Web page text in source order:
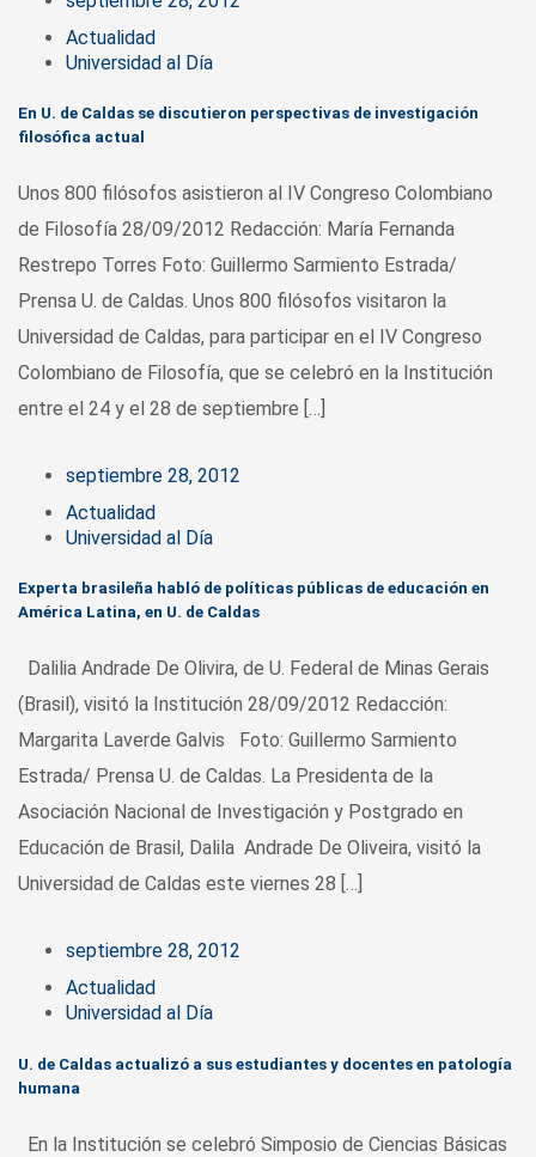
Actualidad
Universidad al Día
En U. de Caldas se discutieron perspectivas de investigación
filosófica actual
Unos 800 filósofos asistieron al IV Congreso Colombiano
de Filosofía 28/09/2012 Redacción: María Fernanda
Restrepo Torres Foto: Guillermo Sarmiento Estrada/
Prensa U. de Caldas. Unos 800 filósofos visitaron la
Universidad de Caldas, para participar en el IV Congreso
Colombiano de Filosofía, que se celebró en la Institución
entre el 24 y el 28 de septiembre […]
septiembre 28, 2012
Actualidad
Universidad al Día
Experta brasileña habló de políticas públicas de educación en
América Latina, en U. de Caldas
Dalilia Andrade De Olivira, de U. Federal de Minas Gerais
(Brasil), visitó la Institución 28/09/2012 Redacción:
Margarita Laverde Galvis Foto: Guillermo Sarmiento
Estrada/ Prensa U. de Caldas. La Presidenta de la
Asociación Nacional de Investigación y Postgrado en
Educación de Brasil, Dalila Andrade De Oliveira, visitó la
Universidad de Caldas este viernes 28 […]
septiembre 28, 2012
Actualidad
Universidad al Día
U. de Caldas actualizó a sus estudiantes y docentes en patología
humana
En la Institución se celebró Simposio de Ciencias Básicas